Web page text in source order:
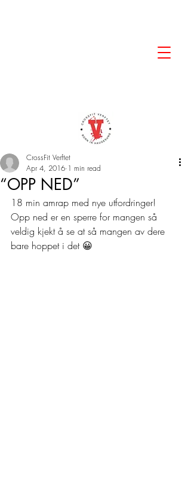
“OPP NED”
CrossFit Verftet
Apr 4, 2016 1 min read
18 min amrap med nye utfordringer!
Opp ned er en sperre for mangen så
veldig kjekt å se at så mangen av dere
bare hoppet i det 😀